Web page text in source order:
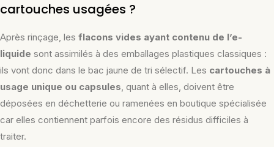
cartouches usagées ?
Après rinçage, les flacons vides ayant contenu de l’e-
liquide sont assimilés à des emballages plastiques classiques :
ils vont donc dans le bac jaune de tri sélectif. Les cartouches à
usage unique ou capsules, quant à elles, doivent être
déposées en déchetterie ou ramenées en boutique spécialisée
car elles contiennent parfois encore des résidus difficiles à
traiter.